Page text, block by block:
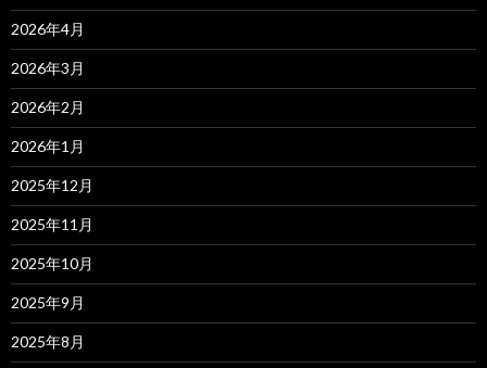
2026年4月
2026年3月
2026年2月
2026年1月
2025年12月
2025年11月
2025年10月
2025年9月
2025年8月